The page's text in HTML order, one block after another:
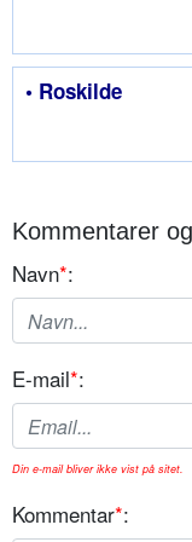
• Roskilde
Kommentarer
Navn*:
E-mail*:
Din e-mail bliver ikke vist på sitet.
Kommentar*: